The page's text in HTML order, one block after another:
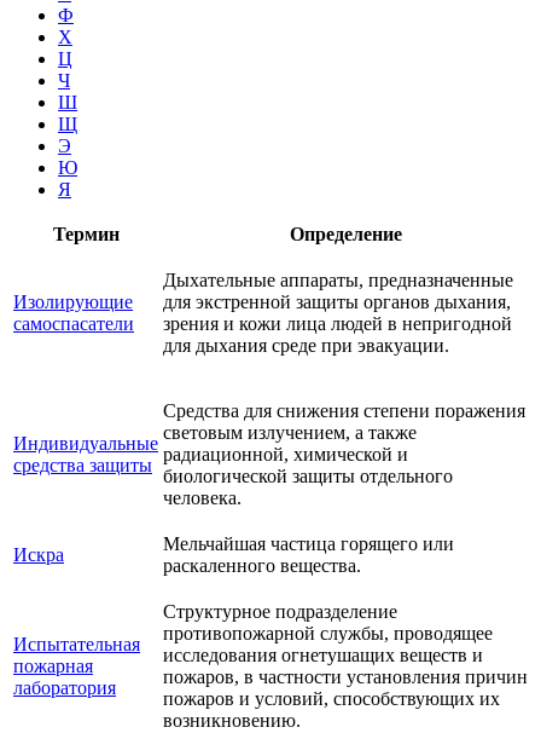
Ф
Х
Ц
Ч
Ш
Щ
Э
Ю
Я
Термин Определение
Изолирующие
самоспасатели
Дыхательные аппараты, предназначенные
для экстренной защиты органов дыхания,
зрения и кожи лица людей в непригодной
для дыхания среде при эвакуации.
Индивидуальные
средства защиты
Средства для снижения степени поражения
световым излучением, а также
радиационной, химической и
биологической защиты отдельного
человека.
Искра
Мельчайшая частица горящего или
раскаленного вещества.
Испытательная
пожарная
лаборатория
Структурное подразделение
противопожарной службы, проводящее
исследования огнетушащих веществ и
пожаров, в частности установления причин
пожаров и условий, способствующих их
возникновению.